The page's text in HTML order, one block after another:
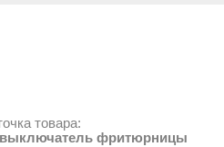
товара:
фритюрницы